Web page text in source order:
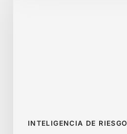
INTELIGENCIA DE RIESGO